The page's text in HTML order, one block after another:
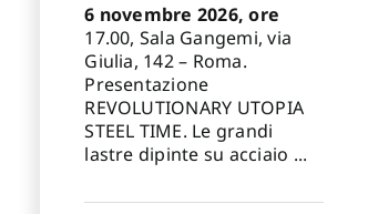
6 novembre 2026, ore
17.00, Sala Gangemi, via
Giulia, 142 – Roma.
Presentazione
REVOLUTIONARY UTOPIA
STEEL TIME. Le grandi
lastre dipinte su acciaio ...